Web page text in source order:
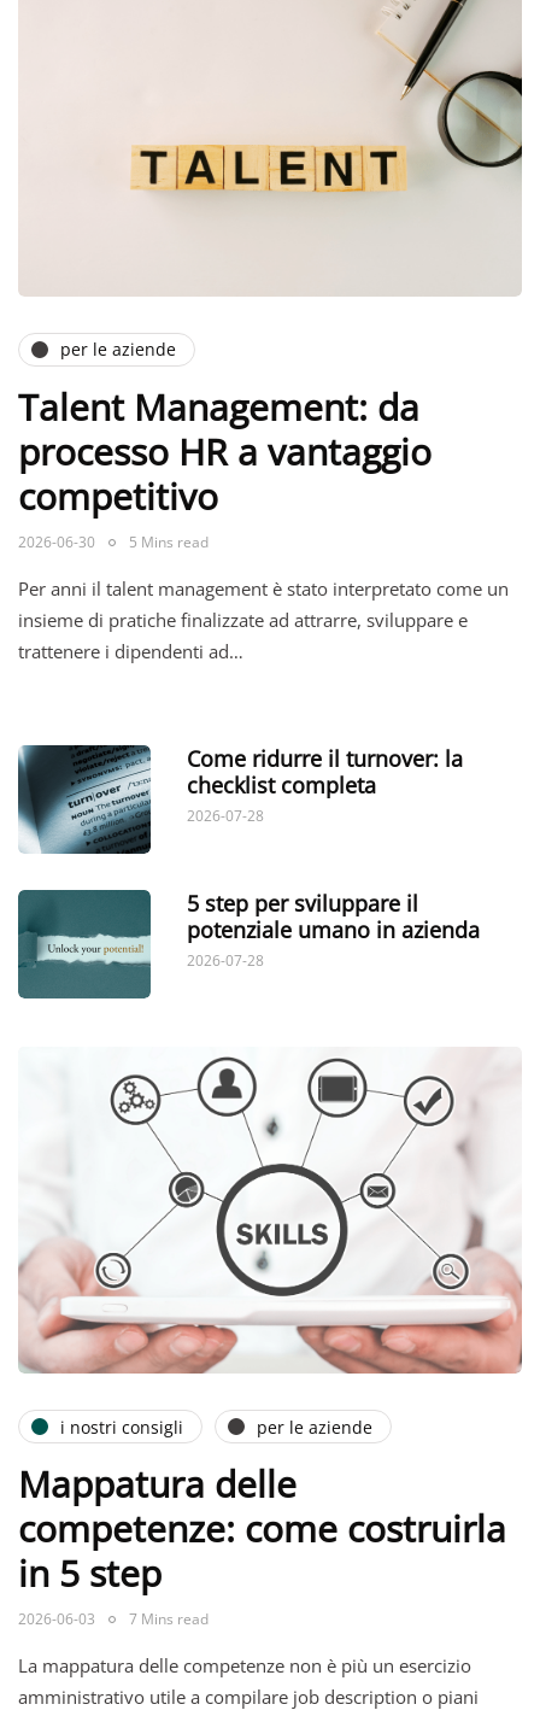
per le aziende
Talent Management: da
processo HR a vantaggio
competitivo
2026-06-30 5 Mins read
Per anni il talent management è stato interpretato come un
insieme di pratiche finalizzate ad attrarre, sviluppare e
trattenere i dipendenti ad…
Come ridurre il turnover: la
checklist completa
2026-07-28
5 step per sviluppare il
potenziale umano in azienda
2026-07-28
i nostri consigli per le aziende
Mappatura delle
competenze: come costruirla
in 5 step
2026-06-03 7 Mins read
La mappatura delle competenze non è più un esercizio
amministrativo utile a compilare job description o piani